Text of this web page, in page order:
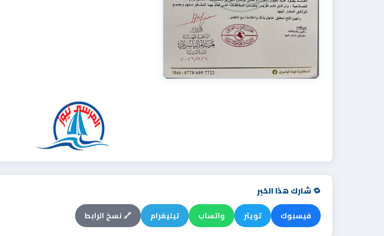
🔁 شارك هذا الخبر
فيسبوك تويتر واتساب تيليغرام 🔗 نسخ الرابط